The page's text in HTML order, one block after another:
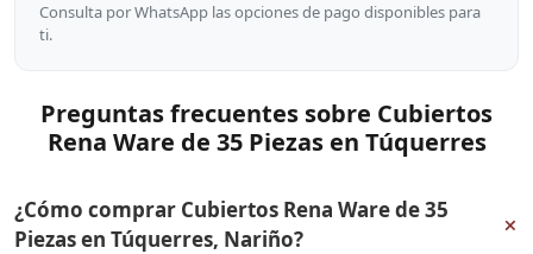
Consulta por WhatsApp las opciones de pago disponibles para
ti.
Preguntas frecuentes sobre Cubiertos
Rena Ware de 35 Piezas en Túquerres
¿Cómo comprar Cubiertos Rena Ware de 35
Piezas en Túquerres, Nariño?
+